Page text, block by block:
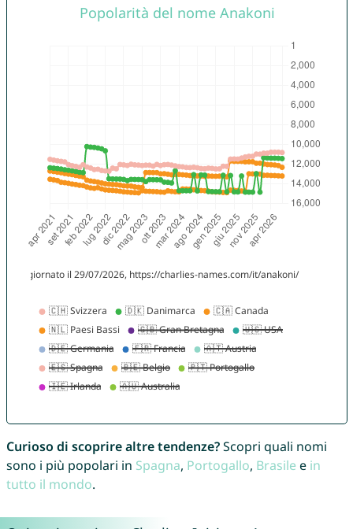
Curioso di scoprire altre tendenze?Scopri quali nomi
sono i più popolari in Spagna, Portogallo, Brasile e in
tutto il mondo.